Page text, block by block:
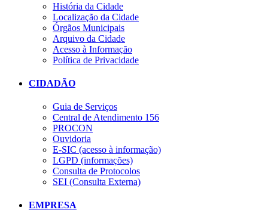
História da Cidade
Localização da Cidade
Órgãos Municipais
Arquivo da Cidade
Acesso à Informação
Política de Privacidade
CIDADÃO
Guia de Serviços
Central de Atendimento 156
PROCON
Ouvidoria
E-SIC (acesso à informação)
LGPD (informações)
Consulta de Protocolos
SEI (Consulta Externa)
EMPRESA